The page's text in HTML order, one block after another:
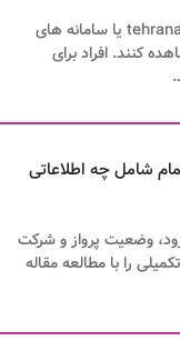
✔️ افراد می توانند با مراجعه به سایت tehranairport.ir یا سامانه های
کنند. افراد برای
شامل چه اطلاعاتی
وضعیت پرواز و شرکت
را با مطالعه مقاله